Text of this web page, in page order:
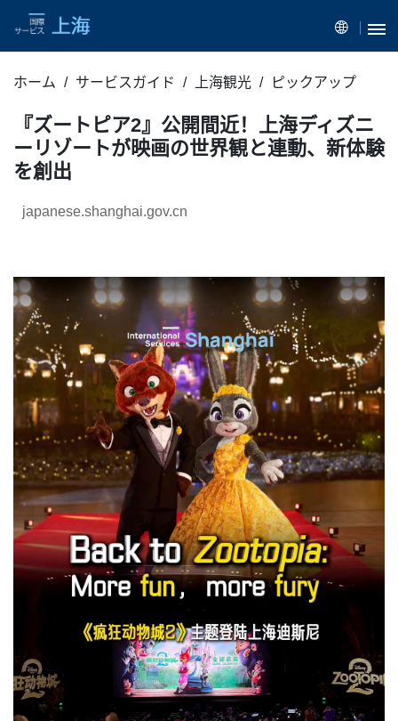
ホーム サービスガイド 上海観光 ピックアップ
『ズートピア2』公開間近！上海ディズニ
ーリゾートが映画の世界観と連動、新体験
を創出
japanese.shanghai.gov.cn